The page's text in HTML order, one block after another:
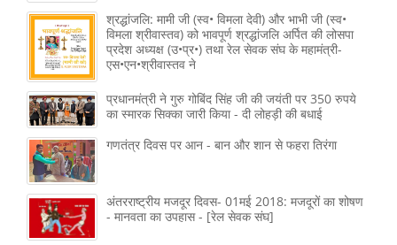
श्रद्धांजलि: मामी जी (स्व• विमला देवी) और भाभी जी (स्व•
विमला श्रीवास्तव) को भावपूर्ण श्रद्धांजलि अर्पित की लोसपा
प्रदेश अध्यक्ष (उ•प्र•) तथा रेल सेवक संघ के महामंत्री-
एस•एन•श्रीवास्तव ने
प्रधानमंत्री ने गुरु गोबिंद सिंह जी की जयंती पर 350 रुपये
का स्मारक सिक्का जारी किया - दी लोहड़ी की बधाई
गणतंत्र दिवस पर आन - बान और शान से फहरा तिरंगा
अंतरराष्ट्रीय मजदूर दिवस- 01मई 2018: मजदूरों का शोषण
- मानवता का उपहास - [रेल सेवक संघ]